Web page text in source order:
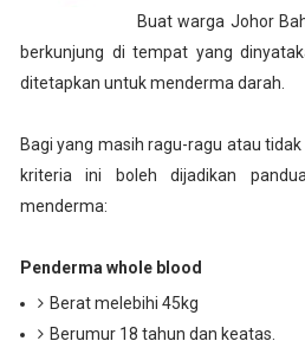
Buat warga Johor
berkunjung di tempat yang
ditetapkan untuk menderma darah.
Bagi yang masih ragu-ragu atau
kriteria ini boleh dijadikan
menderma:
Penderma whole blood
Berat melebihi 45kg
Berumur 18 tahun dan keatas.